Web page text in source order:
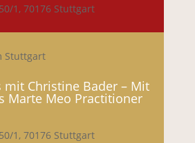
1, 70176 Stuttgart
Stuttgart
mit Christine Bader – Mit
Marte Meo Practitioner
1, 70176 Stuttgart